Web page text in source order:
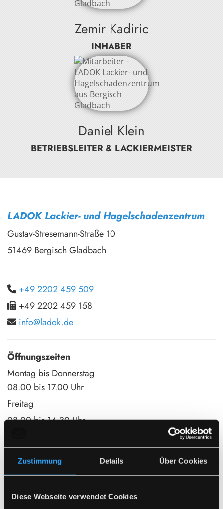
Zustimmung Details Über Cookies
Diese Webseite verwendet Cookies
Zemir Kadiric
INHABER
Daniel Klein
BETRIEBSLEITER & LACKIERMEISTER
LADOK Lackier- und Hagelschadenzentrum
Gustav-Stresemann-Straße 10
51469 Bergisch Gladbach
 +49 2202 459 509
 +49 2202 459 158
 info@ladok.de
Öffnungszeiten
Montag bis Donnerstag
08.00 bis 17.00 Uhr
Freitag
08.00 bis 14.30 Uhr
09.00 bis 13.00 Uhr
Innerhalb der Öffnungszeiten werden wir ihre Nachricht